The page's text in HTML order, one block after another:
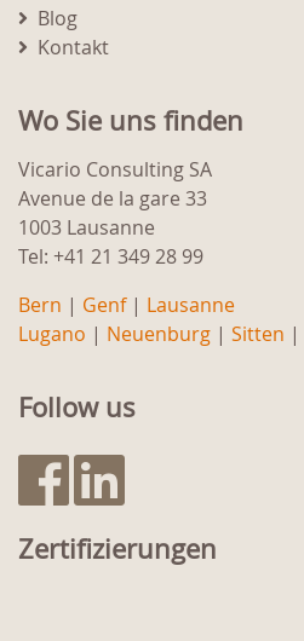
Blog
Kontakt
Wo Sie uns finden
Vicario Consulting SA
Avenue de la gare 33
1003 Lausanne
Tel: +41 21 349 28 99
Bern | Genf| Lausanne
Lugano | Neuenburg | Sitten |
Follow us
Zertifizierungen